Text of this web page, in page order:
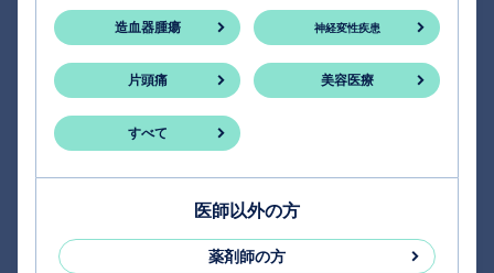
造血器腫瘍 神経変性疾患
片頭痛 美容医療
すべて
医師以外の方
薬剤師の方